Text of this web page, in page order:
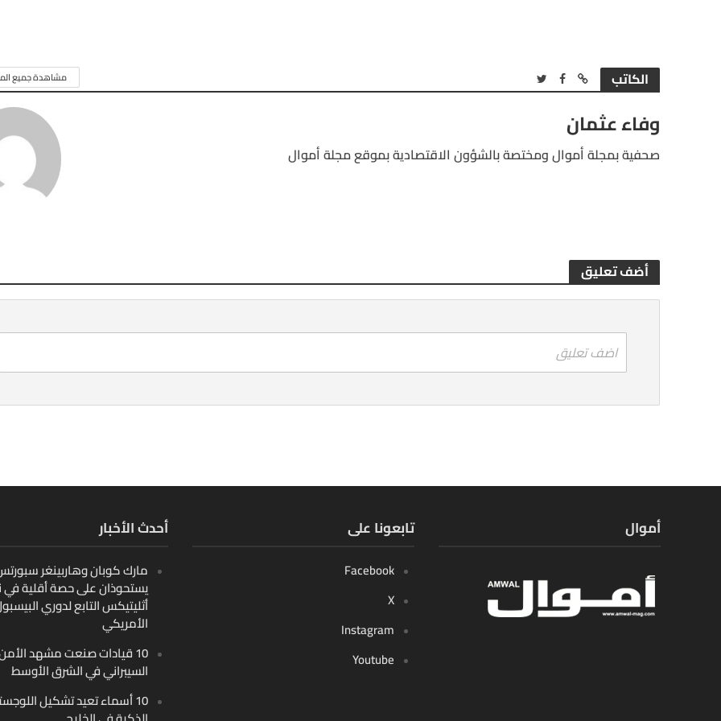
الكاتب مشاهدة جميع
وفاء عثمان
صحفية بمجلة أموال ومختصة بالشؤون الاقتصادية بموقع مجلة أموال
أضف تعليق
اضف تعليق
أحدث الأخبار
مارك كوبان وهاربينغر سبورتس
يستحوذان على حصة أقلية في
أثليتيكس التابع لدوري
الأمريكي
10 قيادات صنعت مشهد
السيبراني في الشرق الأوسط
10 أسماء تعيد تشكيل
تابعونا على
Facebook
X
Instagram
Youtube
أموال